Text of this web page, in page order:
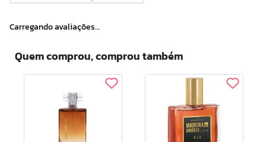
Carregando avaliações…
Quem comprou, comprou também